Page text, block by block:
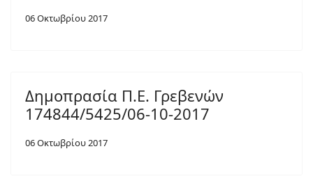
06 Οκτωβρίου 2017
Δημοπρασία Π.Ε. Γρεβενών
174844/5425/06-10-2017
06 Οκτωβρίου 2017